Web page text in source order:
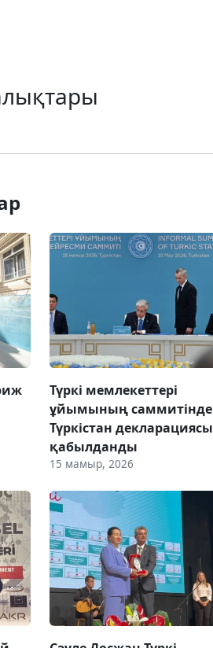
Түркі мемлекеттері
ұйымының саммитінде
Түркістан декларациясы
қабылданды
15 мамыр, 2026